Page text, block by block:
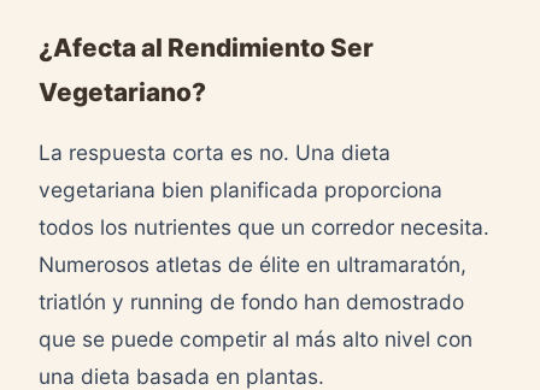
¿Afecta al Rendimiento Ser
Vegetariano?
La respuesta corta es no. Una dieta
vegetariana bien planificada proporciona
todos los nutrientes que un corredor necesita.
Numerosos atletas de élite en ultramaratón,
triatlón y running de fondo han demostrado
que se puede competir al más alto nivel con
una dieta basada en plantas.